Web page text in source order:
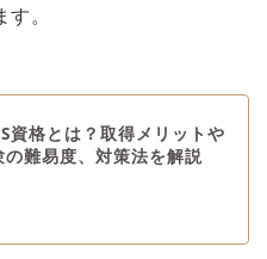
。
資格とは？取得メリットや
の難易度、対策法を解説